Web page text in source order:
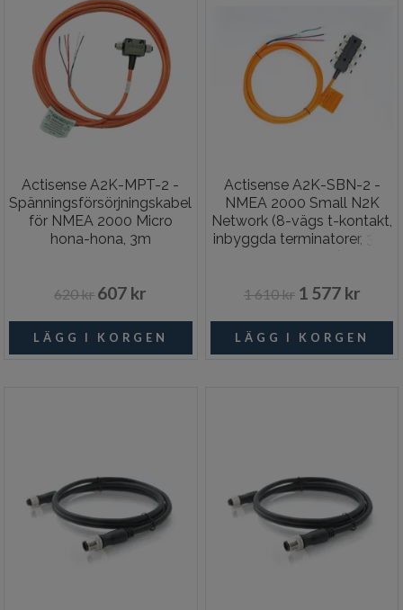
Actisense A2K-MPT-2 -
Spänningsförsörjningskabel
för NMEA 2000 Micro
hona-hona, 3m
620 kr 607 kr
Actisense A2K-SBN-2 -
NMEA 2000 Small N2K
Network (8-vägs t-kontakt,
inbyggda terminatorer, 3 m
strömkabel)
1 610 kr 1 577 kr